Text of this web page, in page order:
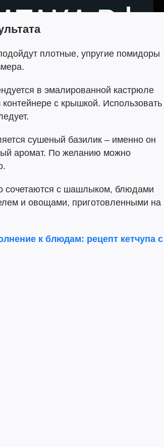
плотные, упругие помидоры
в эмалированной кастрюле
с крышкой. Использовать
сушеный базилик – именно он
аромат. По желанию можно
сочетаются с шашлыком, блюдами
и овощами, приготовленными на
к блюдам: рецепт кетчупа с